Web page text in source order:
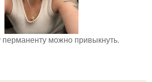
перманенту можно привыкнуть.